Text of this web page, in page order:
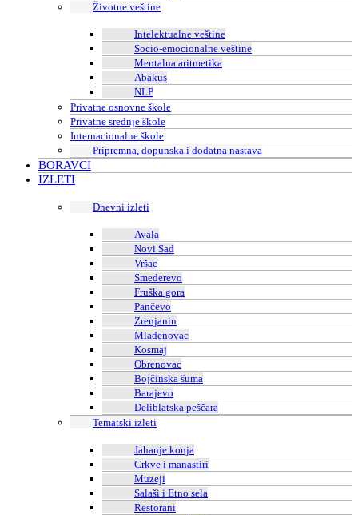
Životne veštine
Intelektualne veštine
Socio-emocionalne veštine
Mentalna aritmetika
Abakus
NLP
Privatne osnovne škole
Privatne srednje škole
Internacionalne škole
Pripremna, dopunska i dodatna nastava
BORAVCI
IZLETI
Dnevni izleti
Avala
Novi Sad
Vršac
Smederevo
Fruška gora
Pančevo
Zrenjanin
Mladenovac
Kosmaj
Obrenovac
Bojčinska šuma
Barajevo
Deliblatska peščara
Tematski izleti
Jahanje konja
Crkve i manastiri
Muzeji
Salaši i Etno sela
Restorani